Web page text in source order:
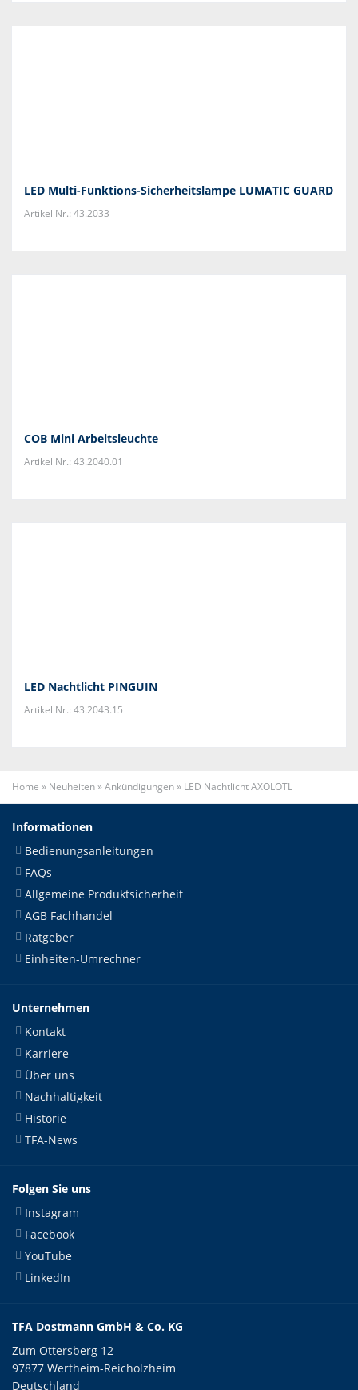
LED Multi-Funktions-Sicherheitslampe LUMATIC GUARD
Artikel Nr.: 43.2033
COB Mini Arbeitsleuchte
Artikel Nr.: 43.2040.01
LED Nachtlicht PINGUIN
Artikel Nr.: 43.2043.15
Home » Neuheiten»Ankündigungen» LED Nachtlicht AXOLOTL
Informationen
Bedienungsanleitungen
FAQs
Allgemeine Produktsicherheit
AGB Fachhandel
Ratgeber
Einheiten-Umrechner
Unternehmen
Kontakt
Karriere
Über uns
Nachhaltigkeit
Historie
TFA-News
Folgen Sie uns
Instagram
Facebook
YouTube
LinkedIn
TFA Dostmann GmbH & Co. KG
Zum Ottersberg 12
97877 Wertheim-Reicholzheim
Deutschland